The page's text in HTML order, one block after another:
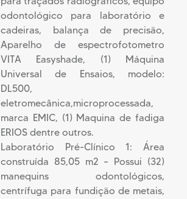
odontológico para laboratório e
cadeiras, balança de precisão,
Aparelho de espectrofotometro
VITA Easyshade, (1) Máquina
Universal de Ensaios, modelo:
DL500,
eletromecânica,microprocessada,
marca EMIC, (1) Maquina de fadiga
ERIOS dentre outros.
Laboratório Pré-Clínico 1: Área
construída 85,05 m2 – Possui (32)
manequins odontológicos,
centrífuga para fundição de metais,